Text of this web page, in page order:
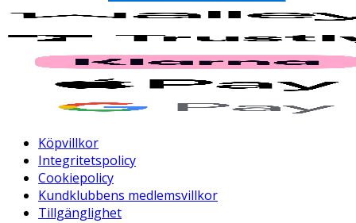
Köpvillkor
Integritetspolicy
Cookiepolicy
Kundklubbens medlemsvillkor
Tillgänglighet